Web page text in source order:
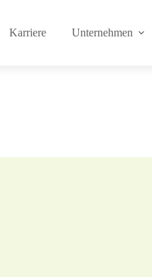
Karriere Unternehmen